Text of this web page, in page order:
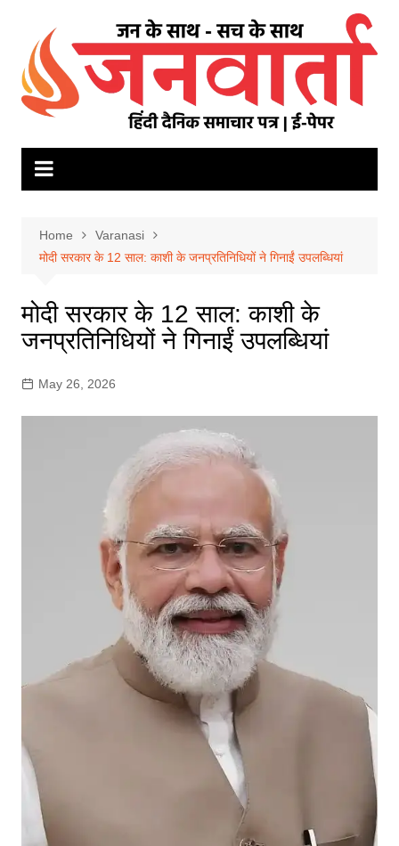
content
Home
Varanasi
मोदी सरकार के 12 साल: काशी के जनप्रतिनिधियों ने गिनाईं उपलब्धियां
मोदी सरकार के 12 साल: काशी के
जनप्रतिनिधियों ने गिनाईं उपलब्धियां
May 26, 2026